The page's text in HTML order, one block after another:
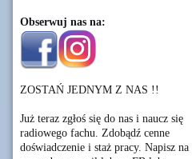
Obserwuj nas na:
ZOSTAŃ JEDNYM Z NAS !!
Już teraz zgłoś się do nas i naucz się
radiowego fachu. Zdobądź cenne
doświadczenie i staż pracy. Napisz na